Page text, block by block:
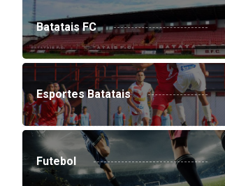
Batatais FC
Esportes Batatais
Futebol